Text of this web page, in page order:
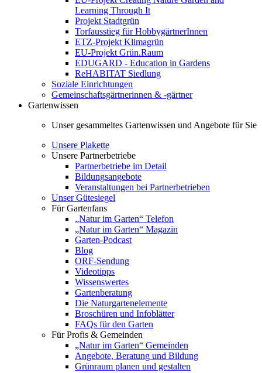
Learning Through It
Projekt Stadtgrün
Torfausstieg für HobbygärtnerInnen
ETZ-Projekt Klimagrün
EU-Projekt Grün.Raum
EDUGARD - Education in Gardens
ReHABITAT Siedlung
Soziale Einrichtungen
Gemeinschaftsgärtnerinnen & -gärtner
Gartenwissen
Unser gesammeltes Gartenwissen und Angebote für Sie
Unsere Plakette
Unsere Partnerbetriebe
Partnerbetriebe im Detail
Bildungsangebote
Veranstaltungen bei Partnerbetrieben
Unser Gütesiegel
Für Gartenfans
„Natur im Garten“ Telefon
„Natur im Garten“ Magazin
Garten-Podcast
Blog
ORF-Sendung
Videotipps
Wissenswertes
Gartenberatung
Die Naturgartenelemente
Broschüren und Infoblätter
FAQs für den Garten
Für Profis & Gemeinden
„Natur im Garten“ Gemeinden
Angebote, Beratung und Bildung
Grünraum planen und gestalten